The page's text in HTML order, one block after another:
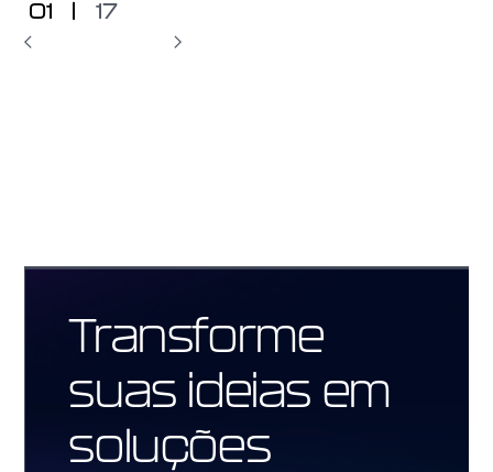
01 17
Transforme
suas ideias em
soluções